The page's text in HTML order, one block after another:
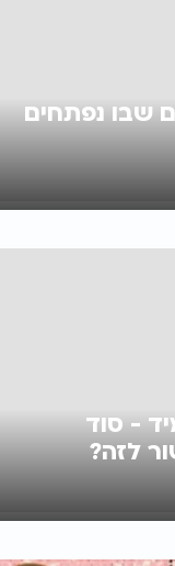
שבו נפתחים
- סוד
לזה?